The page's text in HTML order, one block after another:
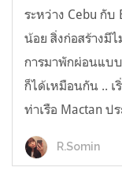
ระหว่าง Cebu กั
น้อย สิ่งก่อสร้างมี
การมาพักผ่อนแบ
ก็ได้เหมือนกัน .. เ
ท่าเรือ Mactan ป
R.Somin